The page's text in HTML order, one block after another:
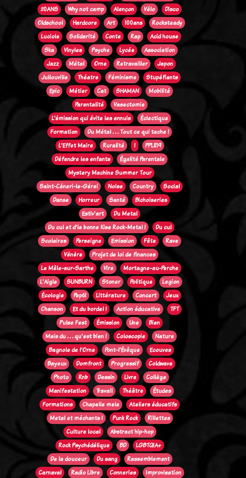
20ANS
Why not camp Alençon Vélo
Disco
Oldschool
Hardcore Art 100ans
Rocksteady
Luciole
Solidarité Conte Rap
Acid house
Ska
Vinyles Psyche Lycée
Association
Jazz
Métal Orne Retravailler
Japon
Jullouville
Théatre Féminisme
Stupéfiants
Epic
Métier Cat SHAMAN
Mobilité
Parentalité
Vasectomie
L’émission qui évite les ennuis
Éclectique
Formation
Du Métal . . . Tout ce qui tache !
L'Effet Maire
Ruralité !
PPL819
Défendre les enfants
Égalité Parentale
Mystery Machine Summer Tour
Saint-Céneri-le-Gérei
Noise Country
Social
Danse
Horreur Santé
Bichoiseries
Estiv'art
Du Metal
Du cul et d'la bonne Kise Rock-Metal !
Du cul
Scolaires
Perseigne Emission Fête
Rave
Vénère
Projet de loi de finances
Le Mêle-sur-Sarthe
Vire
Mortagne-au-Perche
L'Aigle
SUNBURN Stoner Politique
Legion
Écologie
Pep61 Littérature Concert
Jeux
Chanson
Et du bordel ! Action éducative
TFT
Pulse Fest
Émission Une
Bien
Mais du . . . qu'est bien !
Coloscopie
Nature
Bagnole de l'Orne
Pont-l'Évêque
Ecouves
Bayeux
Domfront Progressif
Coldwave
Photo
Rnb Dessin Livre
Collège
Manifestation
Travail Théâtre
Études
Formations
Chapelle mele
Ateliers éducatifs
Metal et méchants !
Punk Rock
Rillettes
Culture local
Abstract hip-hop
Rock Psychédélique
BD
LGBTQIA+
De la douceur
Du sang
Rassemblement
Carnaval
Radio Libre Conneries
Improvisation